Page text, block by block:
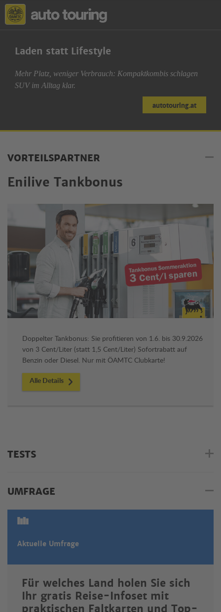
Laden statt Lifestyle
Mehr Platz, weniger Verbrauch: Kompaktkombis schlagen
SUV im Alltag klar.
autotouring.at
VORTEILSPARTNER
Enilive Tankbonus
Doppelter Tankbonus: Sie profitieren von 1.6. bis 30.9.2026
von 3 Cent/Liter (statt 1,5 Cent/Liter) Sofortrabatt auf
Benzin oder Diesel. Nur mit ÖAMTC Clubkarte!
Alle Details
TESTS
UMFRAGE
Aktuelle Umfrage
Für welches Land holen Sie sich
Ihr gratis Reise-Infoset mit
praktischen Faltkarten und Top-